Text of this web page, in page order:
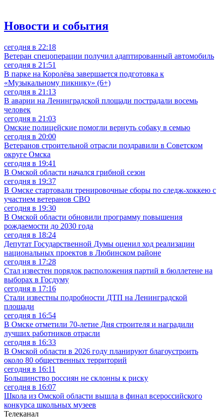
Новости и события
сегодня в 22:18
Ветеран спецоперации получил адаптированный автомобиль
сегодня в 21:51
В парке на Королёва завершается подготовка к
«Музыкальному пикнику» (6+)
сегодня в 21:13
В аварии на Ленинградской площади пострадали восемь
человек
сегодня в 21:03
Омские полицейские помогли вернуть собаку в семью
сегодня в 20:00
Ветеранов строительной отрасли поздравили в Советском
округе Омска
сегодня в 19:41
В Омской области начался грибной сезон
сегодня в 19:37
В Омске стартовали тренировочные сборы по следж-хоккею с
участием ветеранов СВО
сегодня в 19:30
В Омской области обновили программу повышения
рождаемости до 2030 года
сегодня в 18:24
Депутат Государственной Думы оценил ход реализации
национальных проектов в Любинском районе
сегодня в 17:28
Стал известен порядок расположения партий в бюллетене на
выборах в Госдуму
сегодня в 17:16
Стали известны подробности ДТП на Ленинградской
площади
сегодня в 16:54
В Омске отметили 70-летие Дня строителя и наградили
лучших работников отрасли
сегодня в 16:33
В Омской области в 2026 году планируют благоустроить
около 80 общественных территорий
сегодня в 16:11
Большинство россиян не склонны к риску
сегодня в 16:07
Школа из Омской области вышла в финал всероссийского
конкурса школьных музеев
Телеканал